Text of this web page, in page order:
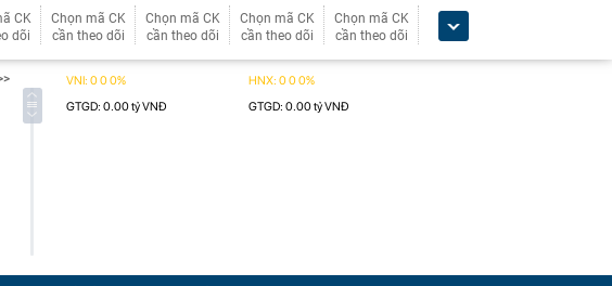
CK
dõi
Chọn mã CK
cần theo dõi
Chọn mã CK
cần theo dõi
Chọn mã CK
cần theo dõi
Chọn mã CK
cần theo dõi